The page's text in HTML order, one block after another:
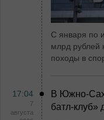
С января по
млрд рублей
походы в
17:04
7
августа
В Южно-
батл-клуб»